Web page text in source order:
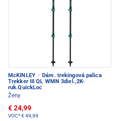
McKINLEY · Dám. trekingová palica
Trekker III QL WMN 3diel.,2K-
ruk.QuickLoc
Ženy
€ 24,99
VOC*€ 49,99